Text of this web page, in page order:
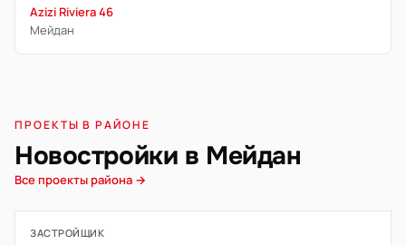
Azizi Riviera 46
Мейдан
ПРОЕКТЫ В РАЙОНЕ
Новостройки в Мейдан
Все проекты района →
ЗАСТРОЙЩИК